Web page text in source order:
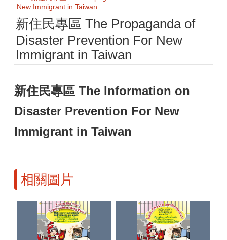
New Immigrant in Taiwan
新住民專區 The Propaganda of
Disaster Prevention For New
Immigrant in Taiwan
新住民專區 The Information on
Disaster Prevention For New
Immigrant in Taiwan
相關圖片